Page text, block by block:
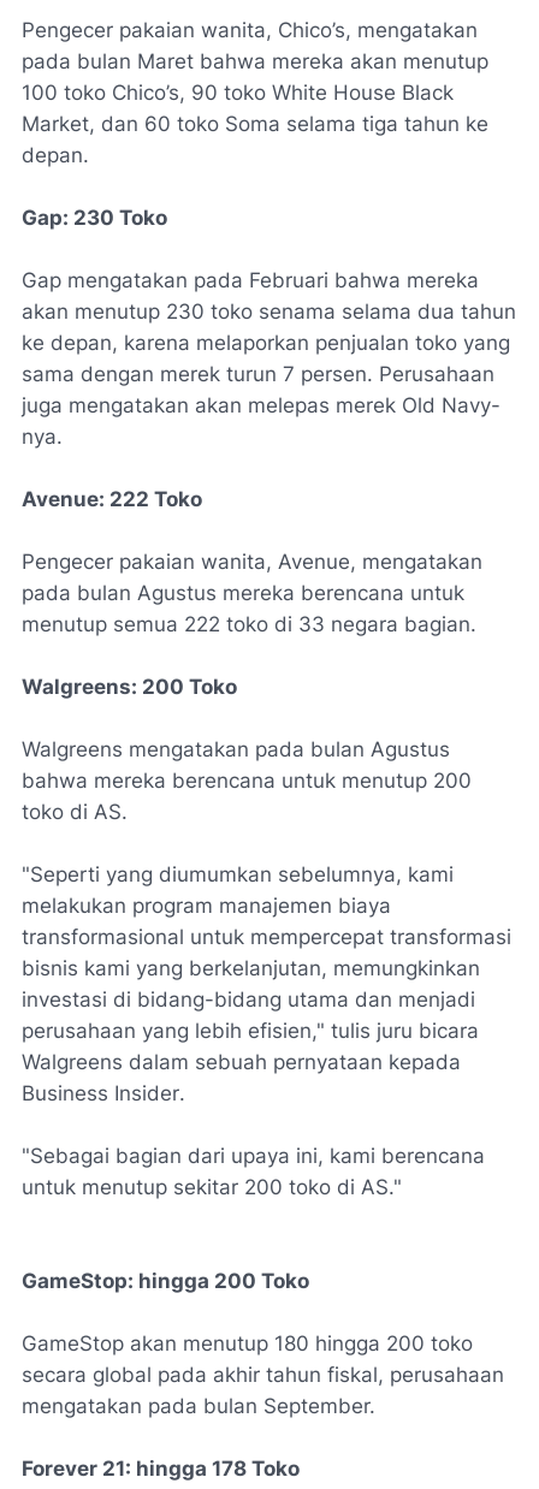
Pengecer pakaian wanita, Chico’s, mengatakan
pada bulan Maret bahwa mereka akan menutup
100 toko Chico’s, 90 toko White House Black
Market, dan 60 toko Soma selama tiga tahun ke
depan.
Gap: 230 Toko
Gap mengatakan pada Februari bahwa mereka
akan menutup 230 toko senama selama dua tahun
ke depan, karena melaporkan penjualan toko yang
sama dengan merek turun 7 persen. Perusahaan
juga mengatakan akan melepas merek Old Navy-
nya.
Avenue: 222 Toko
Pengecer pakaian wanita, Avenue, mengatakan
pada bulan Agustus mereka berencana untuk
menutup semua 222 toko di 33 negara bagian.
Walgreens: 200 Toko
Walgreens mengatakan pada bulan Agustus
bahwa mereka berencana untuk menutup 200
toko di AS.
"Seperti yang diumumkan sebelumnya, kami
melakukan program manajemen biaya
transformasional untuk mempercepat transformasi
bisnis kami yang berkelanjutan, memungkinkan
investasi di bidang-bidang utama dan menjadi
perusahaan yang lebih efisien," tulis juru bicara
Walgreens dalam sebuah pernyataan kepada
Business Insider.
"Sebagai bagian dari upaya ini, kami berencana
untuk menutup sekitar 200 toko di AS."
GameStop: hingga 200 Toko
GameStop akan menutup 180 hingga 200 toko
secara global pada akhir tahun fiskal, perusahaan
mengatakan pada bulan September.
Forever 21: hingga 178 Toko